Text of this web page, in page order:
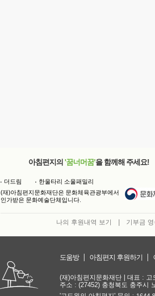
아침편지의 '꿈너머꿈'을 함께해 주세요!
더드림
한울타리 소울패밀리
(재)아침편지문화재단은 문화체육관광부에서
인가받은 문화예술단체입니다.
나의 후원내역 보기 기부금
도움방 아침편지 후원하기
(재)아침편지문화재단 | 대표 :
주소 : (27452) 충청북도 충주시